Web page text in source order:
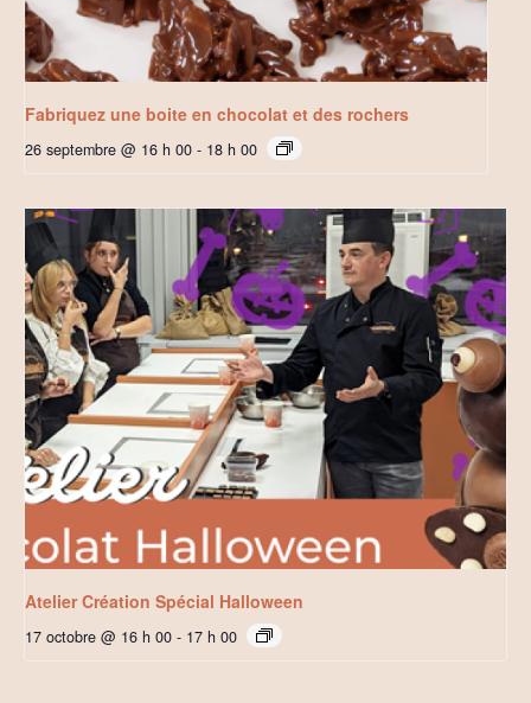
Fabriquez une boite en chocolat et des rochers
26 septembre @ 16 h 00 - 18 h 00
Atelier Création Spécial Halloween
17 octobre @ 16 h 00 - 17 h 00